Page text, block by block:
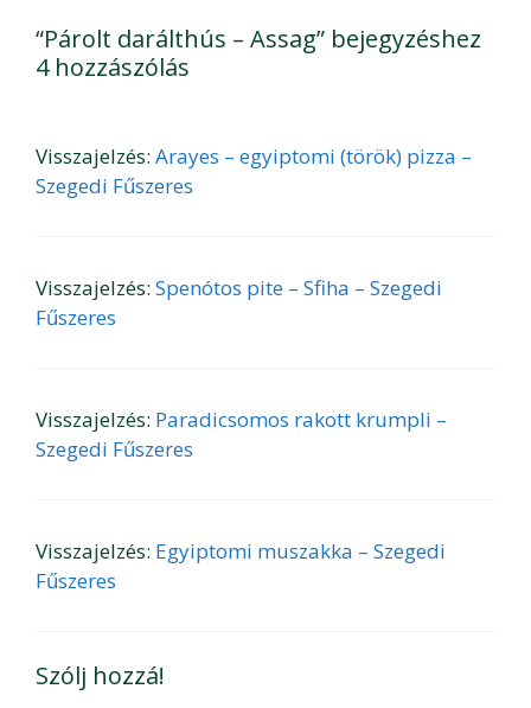
“Párolt darálthús – Assag” bejegyzéshez
4 hozzászólás
Visszajelzés: Arayes – egyiptomi (török) pizza –
Szegedi Fűszeres
Visszajelzés: Spenótos pite – Sfiha – Szegedi
Fűszeres
Visszajelzés: Paradicsomos rakott krumpli –
Szegedi Fűszeres
Visszajelzés: Egyiptomi muszakka – Szegedi
Fűszeres
Szólj hozzá!